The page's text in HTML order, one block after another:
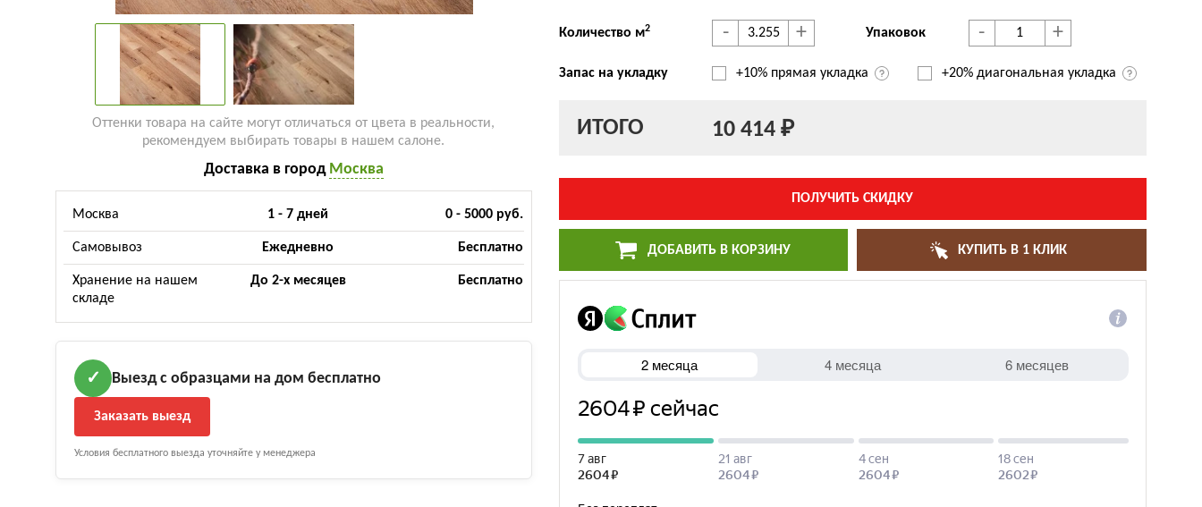
Оттенки товара на сайте могут отличаться от цвета в реальности,
рекомендуем выбирать товары в нашем салоне.
Доставка в город Москва
Москва 1 - 7 дней 0 - 5000 руб.
Самовывоз Ежедневно Бесплатно
Хранение на нашем
складе
До 2-х месяцев Бесплатно
✓ Выезд с образцами на дом бесплатно
Заказать выезд
Условия бесплатного выезда уточняйте у менеджера
Количество м2 - + Упаковок - +
Запас на укладку +10% прямая укладка +20% диагональная укладка
ИТОГО 10 414 ₽
ПОЛУЧИТЬ СКИДКУ
ДОБАВИТЬ В КОРЗИНУ КУПИТЬ В 1 КЛИК